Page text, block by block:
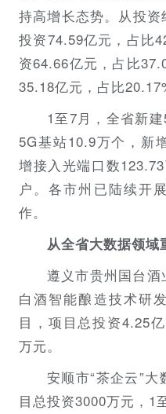
持高增长态势。从投
投资74.59亿元，占比
资64.66亿元，占比
35.18亿元，占比
1至7月，全省新
5G基站10.9万个，新
增接入光端口数
户。各市州已陆续开
作。
从全省大数据领域
遵义市贵州国台
白酒智能酿造技术研
目，项目总投资4.25
万元。
安顺市“茶企云”
目总投资3000万元，1